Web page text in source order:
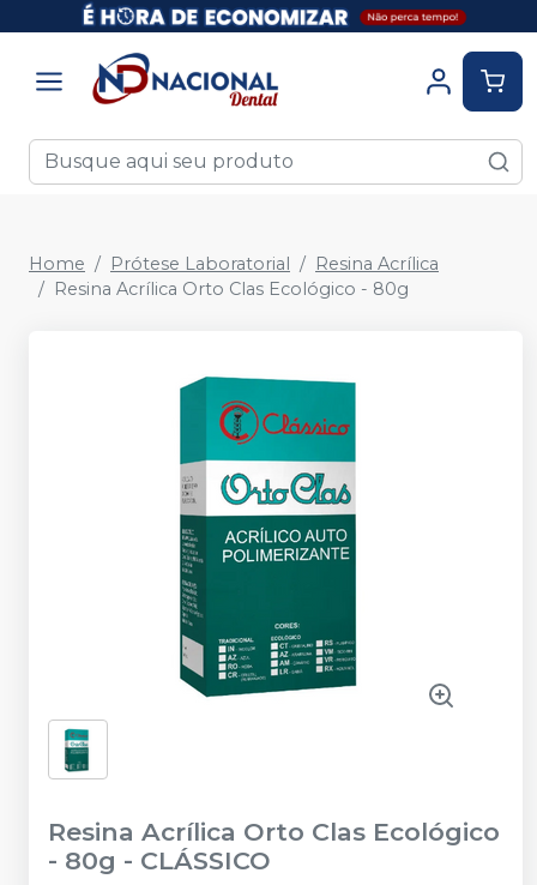
Home Prótese Laboratorial
Resina Acrílica
Resina Acrílica Orto Clas Ecológico - 80g
Resina Acrílica Orto Clas Ecológico
- 80g - CLÁSSICO